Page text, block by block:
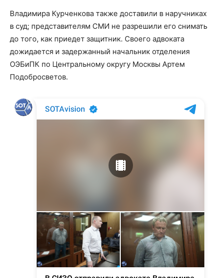
Владимира Курченкова также доставили в наручниках
в суд; представителям СМИ не разрешили его снимать
до того, как приедет защитник. Своего адвоката
дожидается и задержанный начальник отделения
ОЭБиПК по Центральному округу Москвы Артем
Подобросветов.